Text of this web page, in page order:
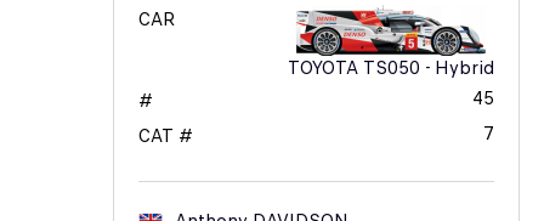
CAR
TOYOTA TS050 - Hybrid
#
45
CAT #
7